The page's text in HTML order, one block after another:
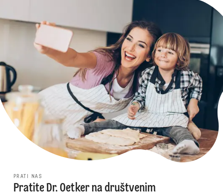
PRATI NAS
Pratite Dr. Oetker na društvenim